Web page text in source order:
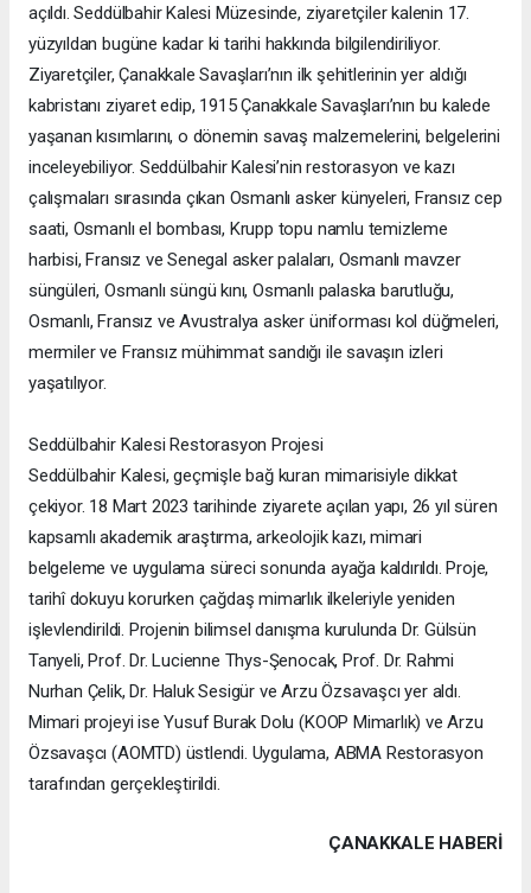
açıldı. Seddülbahir Kalesi Müzesinde, ziyaretçiler kalenin 17.
yüzyıldan bugüne kadar ki tarihi hakkında bilgilendiriliyor.
Ziyaretçiler, Çanakkale Savaşları’nın ilk şehitlerinin yer aldığı
kabristanı ziyaret edip, 1915 Çanakkale Savaşları’nın bu kalede
yaşanan kısımlarını, o dönemin savaş malzemelerini, belgelerini
inceleyebiliyor. Seddülbahir Kalesi’nin restorasyon ve kazı
çalışmaları sırasında çıkan Osmanlı asker künyeleri, Fransız cep
saati, Osmanlı el bombası, Krupp topu namlu temizleme
harbisi, Fransız ve Senegal asker palaları, Osmanlı mavzer
süngüleri, Osmanlı süngü kını, Osmanlı palaska barutluğu,
Osmanlı, Fransız ve Avustralya asker üniforması kol düğmeleri,
mermiler ve Fransız mühimmat sandığı ile savaşın izleri
yaşatılıyor.
Seddülbahir Kalesi Restorasyon Projesi
Seddülbahir Kalesi, geçmişle bağ kuran mimarisiyle dikkat
çekiyor. 18 Mart 2023 tarihinde ziyarete açılan yapı, 26 yıl süren
kapsamlı akademik araştırma, arkeolojik kazı, mimari
belgeleme ve uygulama süreci sonunda ayağa kaldırıldı. Proje,
tarihî dokuyu korurken çağdaş mimarlık ilkeleriyle yeniden
işlevlendirildi. Projenin bilimsel danışma kurulunda Dr. Gülsün
Tanyeli, Prof. Dr. Lucienne Thys-Şenocak, Prof. Dr. Rahmi
Nurhan Çelik, Dr. Haluk Sesigür ve Arzu Özsavaşcı yer aldı.
Mimari projeyi ise Yusuf Burak Dolu (KOOP Mimarlık) ve Arzu
Özsavaşcı (AOMTD) üstlendi. Uygulama, ABMA Restorasyon
tarafından gerçekleştirildi.
ÇANAKKALE HABERİ